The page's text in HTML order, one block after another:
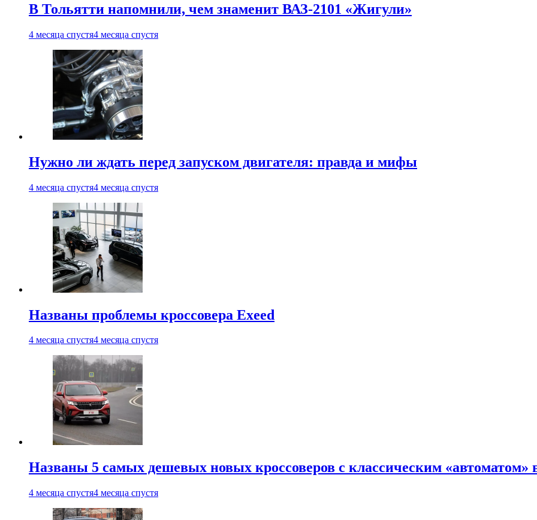
В Тольятти напомнили, чем знаменит ВАЗ-2101 «Жигули»
4 месяца спустя4 месяца спустя
Нужно ли ждать перед запуском двигателя: правда и мифы
4 месяца спустя4 месяца спустя
Названы проблемы кроссовера Exeed
4 месяца спустя4 месяца спустя
Названы 5 самых дешевых новых кроссоверов с классическим «автоматом»
4 месяца спустя4 месяца спустя